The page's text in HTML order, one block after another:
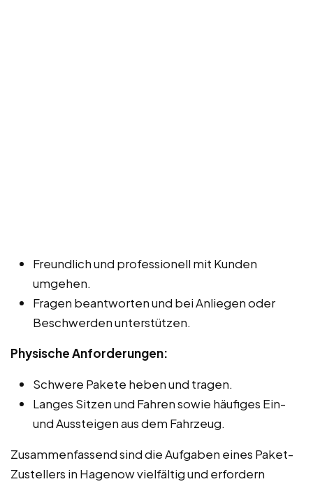
Freundlich und professionell mit Kunden
umgehen.
Fragen beantworten und bei Anliegen oder
Beschwerden unterstützen.
Physische Anforderungen:
Schwere Pakete heben und tragen.
Langes Sitzen und Fahren sowie häufiges Ein-
und Aussteigen aus dem Fahrzeug.
Zusammenfassend sind die Aufgaben eines Paket-
Zustellers in Hagenow vielfältig und erfordern